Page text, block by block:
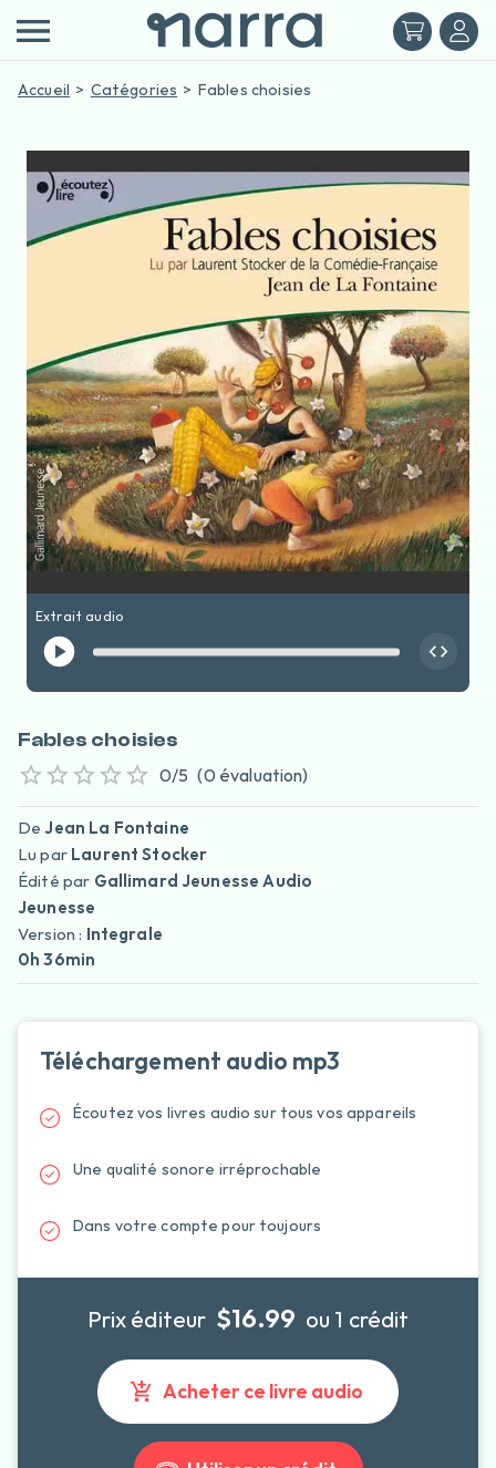
Accueil Catégories Fables choisies
Extrait audio
Fables choisies
0/5 (0 évaluation)
DeJean La Fontaine
Lu par Laurent Stocker
Édité par Gallimard Jeunesse Audio
Jeunesse
Version : Integrale
0h 36min
Téléchargement audio mp3
Écoutez vos livres audio sur tous vos appareils
Une qualité sonore irréprochable
Dans votre compte pour toujours
Prix éditeur $16.99 ou 1 crédit
Acheter ce livre audio